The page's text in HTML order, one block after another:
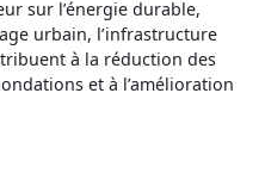
sur l’énergie durable,
urbain, l’infrastructure
à la réduction des
et à l’amélioration